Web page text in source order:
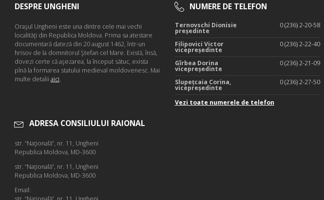
DESPRE UNGHENI
Oraşul Ungheni este una dintre cele mai vechi
localităţi din Republica Moldova. Prima sa atestare
documentară dateză din 20 august 1462, într-un
hrisov de la domnitorul Ştefan cel Mare. Există, însă,
dovezi certe că aşezarea, la început sătuc, exista
pînă la formarea statului medieval moldovenesc. Mai
multe detalii aici.
NUMERE DE TELEFON
Ternovschi Dionisie
președinte
0 (236) 2-20-58
Filipovici Victor
vicepreședinte
0 (236) 2-22-40
Gîrbea Dorina
vicepreședinte
0 (236) 2-21-09
Slupețcaia Corina,
vicepreședinte
0 (236) 2-27-50
Vezi toate numerele de telefon
ADRESA CONSILIULUI RAIONAL
str. “Naţională”, nr. 11, Ungheni
Republica Moldova, MD-3600
str. “Naţională”, nr. 11, Ungheni
Republica Moldova, MD-3600
Email: